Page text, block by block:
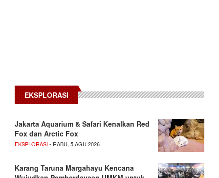
EKSPLORASI
Jakarta Aquarium & Safari Kenalkan Red
Fox dan Arctic Fox
EKSPLORASI- RABU, 5 AGU 2026
Karang Taruna Margahayu Kencana